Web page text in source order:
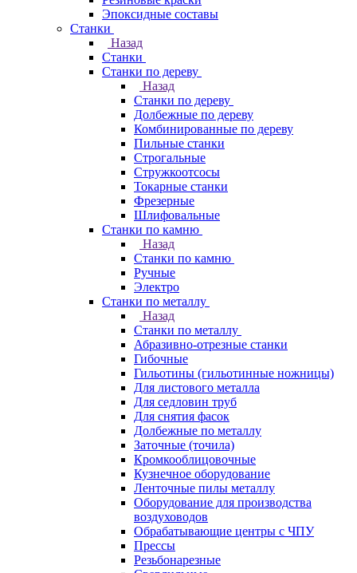
Эпоксидные составы
Станки
Назад
Станки
Станки по дереву
Назад
Станки по дереву
Долбежные по дереву
Комбинированные по дереву
Пильные станки
Строгальные
Стружкоотсосы
Токарные станки
Фрезерные
Шлифовальные
Станки по камню
Назад
Станки по камню
Ручные
Электро
Станки по металлу
Назад
Станки по металлу
Абразивно-отрезные станки
Гибочные
Гильотины (гильотинные ножницы)
Для листового металла
Для седловин труб
Для снятия фасок
Долбежные по металлу
Заточные (точила)
Кромкооблицовочные
Кузнечное оборудование
Ленточные пилы металлу
Оборудование для производства
воздуховодов
Обрабатывающие центры с ЧПУ
Прессы
Резьбонарезные